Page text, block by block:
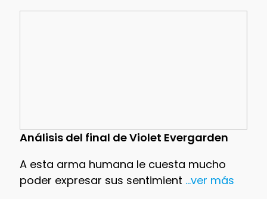
Análisis del final de Violet Evergarden
A esta arma humana le cuesta mucho
poder expresar sus sentimient ...ver más